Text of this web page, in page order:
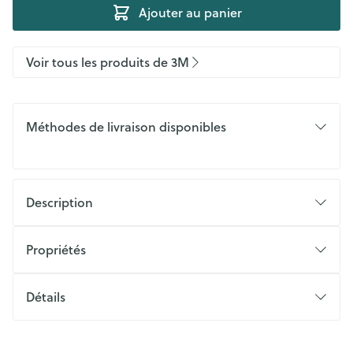
Ajouter au panier
Voir tous les produits de 3M
Méthodes de livraison disponibles
Description
Propriétés
Détails